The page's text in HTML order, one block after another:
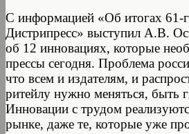
С информацией «Об итогах 61-
Дистрипресс» выступил А.В.
об 12 инновациях, которые
прессы сегодня. Проблема
что всем и издателям, и
ритейлу нужно меняться, быть
Инновации с трудом
рынке, даже те, которые уже